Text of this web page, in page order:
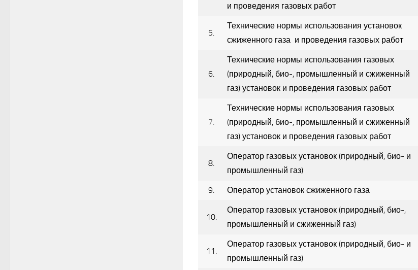
и проведения газовых работ
5.
Технические нормы использования установок
сжиженного газа и проведения газовых работ
6.
Технические нормы использования газовых
(природный, био-, промышленный и сжиженный
газ) установок и проведения газовых работ
7.
Технические нормы использования газовых
(природный, био-, промышленный и сжиженный
газ) установок и проведения газовых работ
8.
Оператор газовых установок (природный, био- и
промышленный газ)
9. Оператор установок сжиженного газа
10.
Оператор газовых установок (природный, био-,
промышленный и сжиженный газ)
11.
Оператор газовых установок (природный, био- и
промышленный газ)